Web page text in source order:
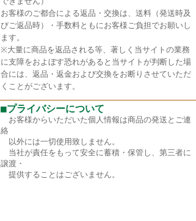
お客様のご都合による返品・交換は、送料（発送時及
びご返品時）・手数料ともにお客様ご負担でお願いし
ます。
※大量に商品を返品される等、著しく当サイトの業務
に支障をおよぼす恐れがあると当サイトが判断した場
合には、返品・返金および交換をお断りさせていただ
くことがございます。
■プライバシーについて
お客様からいただいた個人情報は商品の発送とご連
絡
以外には一切使用致しません。
当社が責任をもって安全に蓄積・保管し、第三者に
譲渡・
提供することはございません。